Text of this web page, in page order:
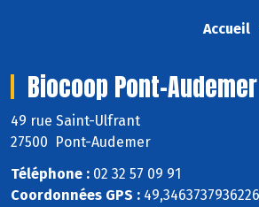
Accueil
Biocoop Pont-Audemer
49 rue Saint-Ulfrant
27500 Pont-Audemer
Téléphone : 02 32 57 09 91
Coordonnées GPS :